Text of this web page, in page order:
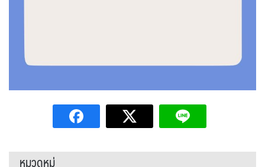
หมวดหมู่